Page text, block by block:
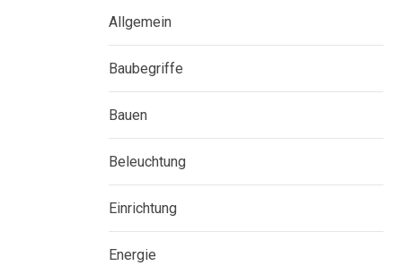
Allgemein
Baubegriffe
Bauen
Beleuchtung
Einrichtung
Energie